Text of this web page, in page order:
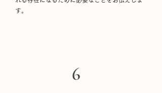
す。
6